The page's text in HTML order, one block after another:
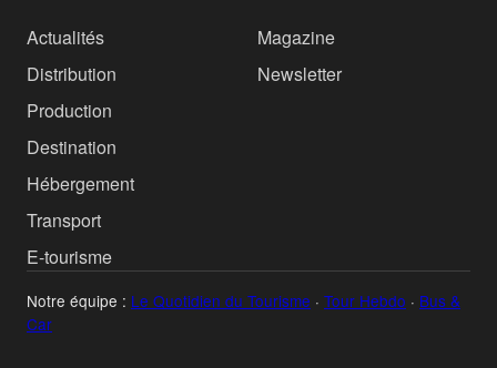
Actualités
Distribution
Production
Destination
Hébergement
Transport
E-tourisme
Magazine
Newsletter
Notre équipe : Le Quotidien du Tourisme · Tour Hebdo · Bus &
Car